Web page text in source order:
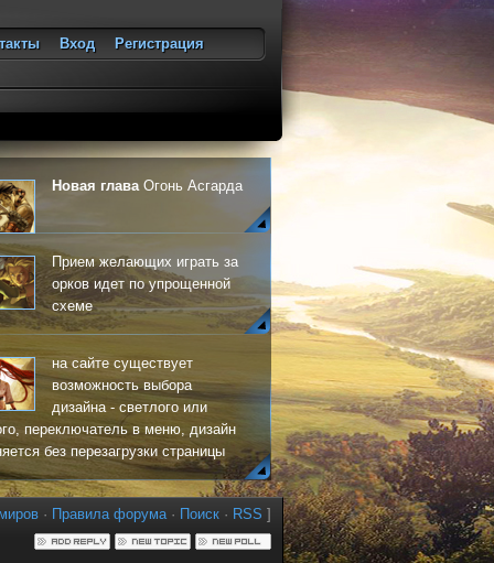
Вход
Регистрация
Новая главаОгонь Асгарда
Прием желающих играть за
орков идет по упрощенной
схеме
на сайте существует
возможность выбора
дизайна - светлого или
переключатель в меню, дизайн
без перезагрузки страницы
· Правила форума· Поиск · RSS ]